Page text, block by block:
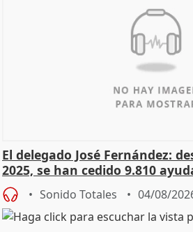
El delegado José Fernández:
2025, se han cedido 9.810
Sonido Totales 04/08/